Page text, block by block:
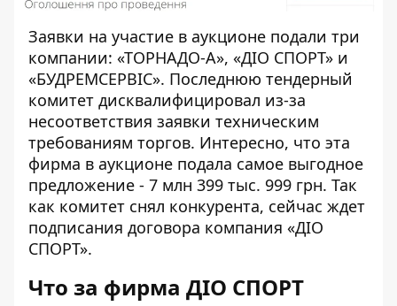
Заявки на участие в аукционе подали три
компании: «ТОРНАДО-А», «ДІО СПОРТ» и
«БУДРЕМСЕРВІС». Последнюю тендерный
комитет дисквалифицировал из-за
несоответствия заявки техническим
требованиям торгов. Интересно, что эта
фирма в аукционе подала самое выгодное
предложение - 7 млн 399 тыс. 999 грн. Так
как комитет снял конкурента, сейчас ждет
подписания договора компания «ДІО
СПОРТ».
Что за фирма ДІО СПОРТ